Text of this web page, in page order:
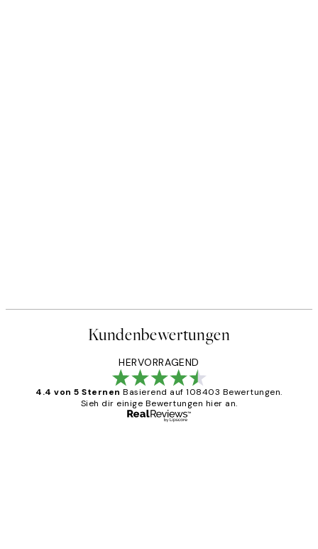
Kundenbewertungen
HERVORRAGEND
4.4 von 5 Sternen Basierend auf 108403 Bewertungen.
Sieh dir einige Bewertungen hier an.